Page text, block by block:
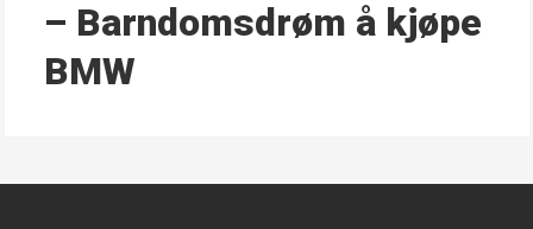
– Barndoms­drøm å kjøpe
BMW